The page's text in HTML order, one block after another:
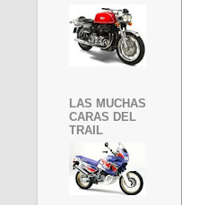
LAS MUCHAS
CARAS DEL
TRAIL